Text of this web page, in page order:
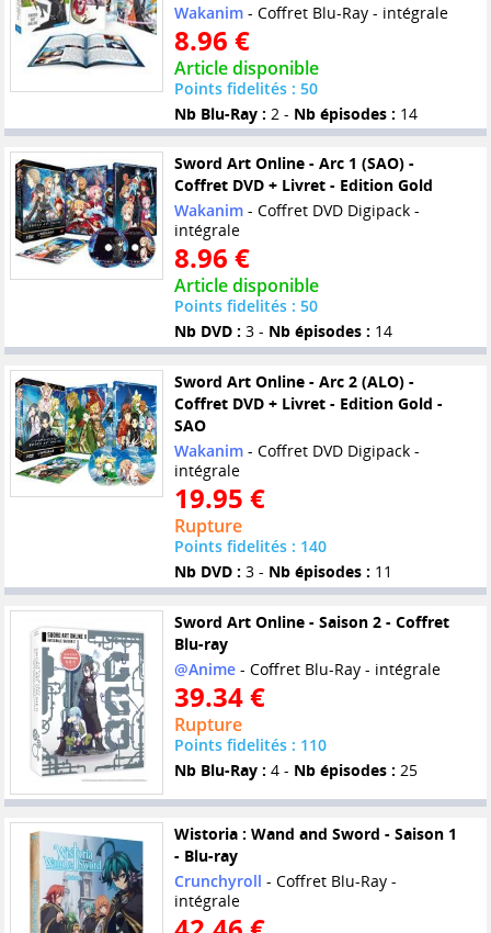
Wakanim- Coffret Blu-Ray - intégrale
8.96 €
Article disponible
Points fidelités : 50
Nb Blu-Ray : 2 - Nb épisodes : 14
Sword Art Online - Arc 1 (SAO) -
Coffret DVD + Livret - Edition Gold
Wakanim- Coffret DVD Digipack -
intégrale
8.96 €
Article disponible
Points fidelités : 50
Nb DVD : 3 - Nb épisodes : 14
Sword Art Online - Arc 2 (ALO) -
Coffret DVD + Livret - Edition Gold -
SAO
Wakanim- Coffret DVD Digipack -
intégrale
19.95 €
Rupture
Points fidelités : 140
Nb DVD : 3 - Nb épisodes : 11
Sword Art Online - Saison 2 - Coffret
Blu-ray
@Anime- Coffret Blu-Ray - intégrale
39.34 €
Rupture
Points fidelités : 110
Nb Blu-Ray : 4 - Nb épisodes : 25
Wistoria : Wand and Sword - Saison 1
- Blu-ray
Crunchyroll - Coffret Blu-Ray -
intégrale